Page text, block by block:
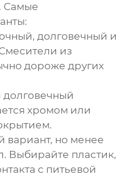
Самые
долговечный и
из
дороже других
хромом или
вариант, но менее
Выбирайте пластик,
с питьевой